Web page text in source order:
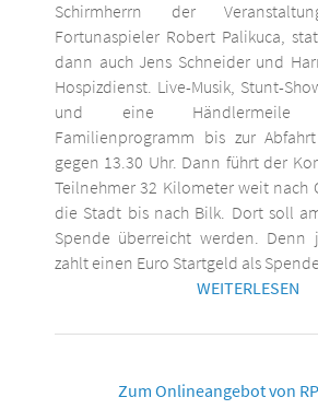
Schirmherrn der
Fortunaspieler Robert Palikuca,
dann auch Jens Schneider und
Hospizdienst. Live-Musik, Stunt-
und eine
Familienprogramm bis zur
gegen 13.30 Uhr. Dann führt der
Teilnehmer 32 Kilometer weit nach
die Stadt bis nach Bilk. Dort soll
Spende überreicht werden. Denn
zahlt einen Euro Startgeld als Spende.
WEITERLESEN
Zum Onlineangebot von